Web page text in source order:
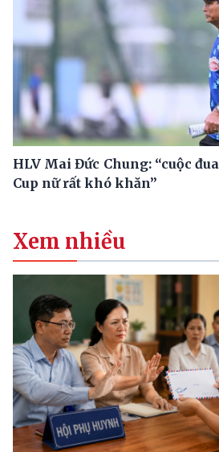
HLV Mai Đức Chung: “cuộc
Cup nữ rất khó khăn”
Xem nhiều